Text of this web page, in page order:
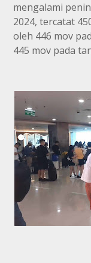
mengalami
2024, tercatat
oleh 446 mov
445 mov pada